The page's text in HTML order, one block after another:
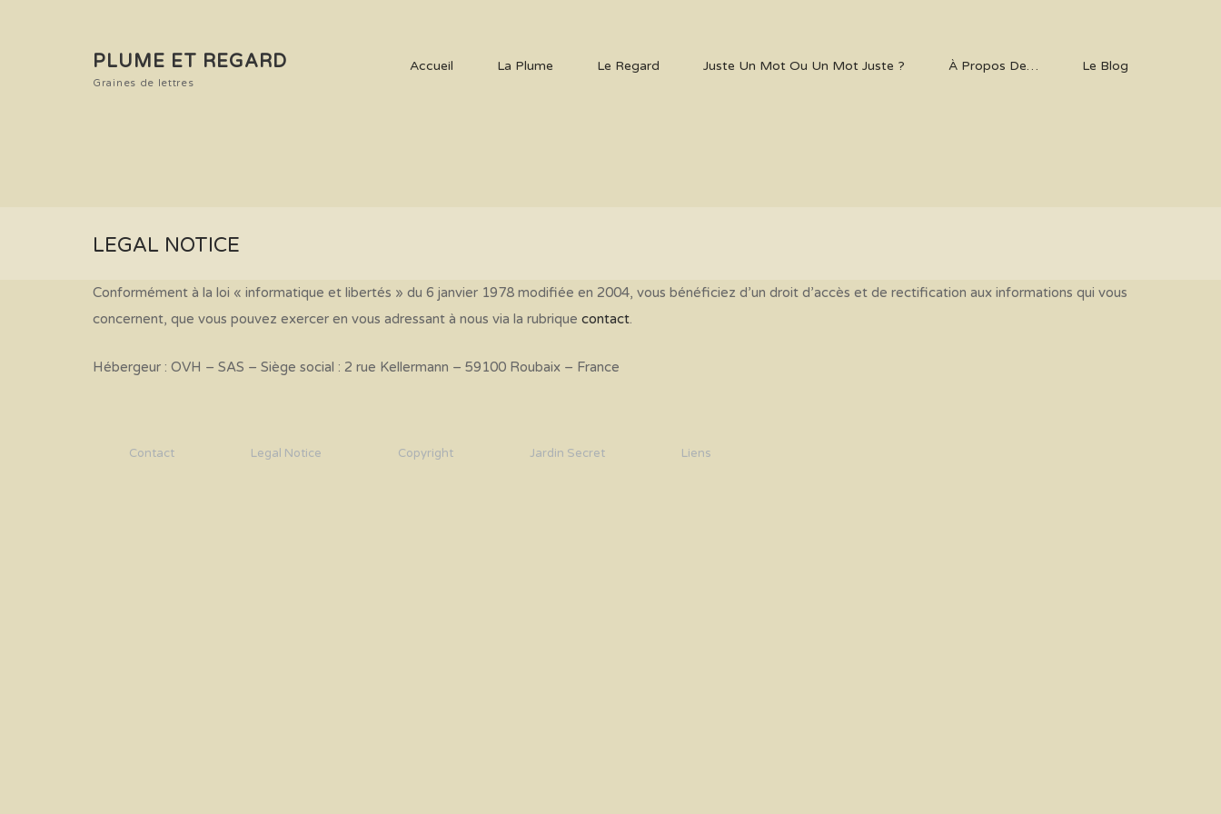
PLUME ET REGARD
Graines de lettres
Accueil La Plume Le Regard Juste Un Mot Ou Un Mot Juste ? À Propos De… Le Blog
LEGAL NOTICE
Conformément à la loi « informatique et libertés » du 6 janvier 1978 modifiée en 2004, vous bénéficiez d’un droit d’accès et de rectification aux informations qui vous
concernent, que vous pouvez exercer en vous adressant à nous via la rubrique contact.
Hébergeur : OVH – SAS – Siège social : 2 rue Kellermann – 59100 Roubaix – France
Contact Legal Notice Copyright Jardin Secret Liens